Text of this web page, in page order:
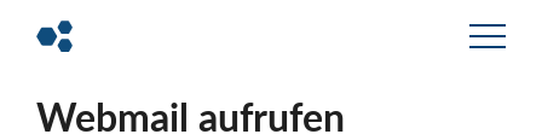
Webmail aufrufen